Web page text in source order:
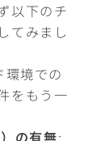
以下のチ
てみまし
環境での
をもう一